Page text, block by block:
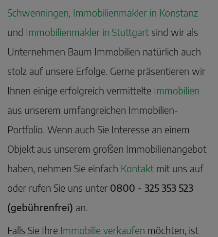
Schwenningen, Immobilienmakler in Konstanz
und Immobilienmakler in Stuttgart sind wir als
Unternehmen Baum Immobilien natürlich auch
stolz auf unsere Erfolge. Gerne präsentieren wir
Ihnen einige erfolgreich vermittelte Immobilien
aus unserem umfangreichen Immobilien-
Portfolio. Wenn auch Sie Interesse an einem
Objekt aus unserem großen Immobilienangebot
haben, nehmen Sie einfach Kontakt mit uns auf
oder rufen Sie uns unter 0800 - 325 353 523
(gebührenfrei) an.
Falls Sie Ihre Immobilie verkaufen möchten, ist